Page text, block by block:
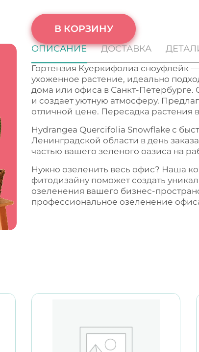
В КОРЗИНУ
ОПИСАНИЕ ДОСТАВКА
Гортензия Куеркифолиа сноуфлейк
ухоженное растение, идеально
дома или офиса в Санкт-
и создает уютную атмосферу.
отличной цене. Пересадка растения
Hydrangea Quercifolia Snowflake с
Ленинградской области в день
частью вашего зеленого оазиса на
Нужно озеленить весь офис? Наша
фитодизайну поможет создать
озеленения вашего бизнес-
профессиональное озеленение